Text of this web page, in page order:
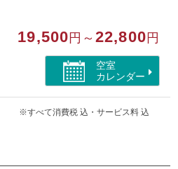
トができる部屋/洗浄機付トイ
19,500 円～22,800 円
空室
カレンダー
※すべて消費税 込・サービス料 込